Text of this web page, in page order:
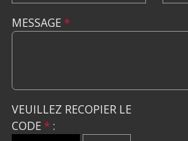
MESSAGE *
VEUILLEZ RECOPIER LE
CODE * :